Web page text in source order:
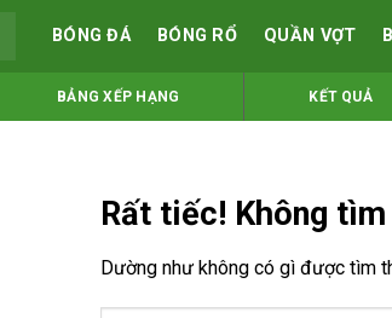
BÓNG ĐÁ BÓNG RỔ QUẦN VỢT
BẢNG XẾP HẠNG KẾT QUẢ
Rất tiếc! Không
Dường như không có gì được tìm